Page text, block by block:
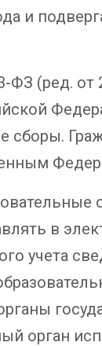
и
ФЗ (ред.
сборы.
в
учета
орган